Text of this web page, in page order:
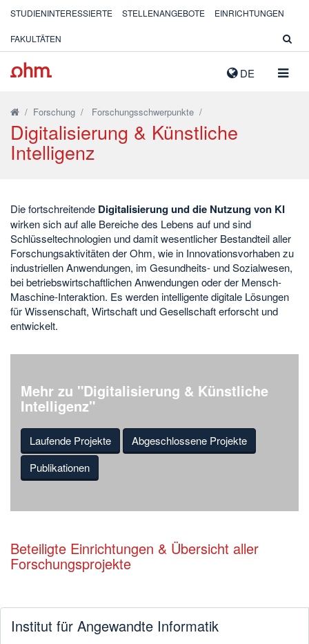
DE
STUDIENINTERESSIERTE STELLENANGEBOTE EINRICHTUNGEN
FAKULTÄTEN
/ Forschung / Forschungsschwerpunkte /
Digitalisierung & Künstliche
Intelligenz
Die fortschreitende Digitalisierung und die Nutzung von KI
wirken sich auf alle Bereiche des Lebens auf und sind
Schlüsseltechnologien und damit wesentlicher Bestandteil aller
Forschungsaktivitäten der Ohm, wie in Innovationsvorhaben zu
industriellen Anwendungen, im Gesundheits- und Sozialwesen,
bei betriebswirtschaftlichen Anwendungen oder der Mensch-
Maschine-Interaktion. Es werden intelligente digitale Lösungen
für Wissenschaft, Wirtschaft und Gesellschaft erforscht und
entwickelt.
Mehr zu "Digitalisierung & Künstliche
Intelligenz"
Laufende Projekte
Abgeschlossene Projekte
Publikationen
Beteiligte Einrichtungen & Übersicht aller
Forschungsprojekte
Institut für Angewandte Informatik